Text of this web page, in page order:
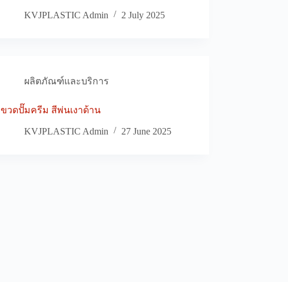
KVJPLASTIC Admin 2 July 2025
ผลิตภัณฑ์และบริการ
ขวดปั๊มครีม สีพ่นเงาด้าน
KVJPLASTIC Admin 27 June 2025